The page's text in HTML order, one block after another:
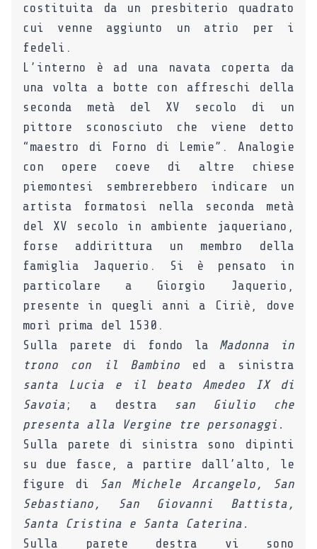
costituita da un presbiterio quadrato
cui venne aggiunto un atrio per i
fedeli.
L’interno è ad una navata coperta da
una volta a botte con affreschi della
seconda metà del XV secolo di un
pittore sconosciuto che viene detto
“maestro di Forno di Lemie”. Analogie
con opere coeve di altre chiese
piemontesi sembrerebbero indicare un
artista formatosi nella seconda metà
del XV secolo in ambiente jaqueriano,
forse addirittura un membro della
famiglia Jaquerio. Si è pensato in
particolare a Giorgio Jaquerio,
presente in quegli anni a Ciriè, dove
morì prima del 1530.
Sulla parete di fondo la Madonna in
trono con il Bambino ed a sinistra
santa Lucia e il beato Amedeo IX di
Savoia ; a destra san Giulio che
presenta alla Vergine tre personaggi.
Sulla parete di sinistra sono dipinti
su due fasce, a partire dall’alto, le
figure di San Michele Arcangelo, San
Sebastiano, San Giovanni Battista,
Santa Cristina e Santa Caterina.
Sulla parete destra vi sono